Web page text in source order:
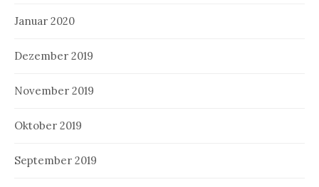
Januar 2020
Dezember 2019
November 2019
Oktober 2019
September 2019